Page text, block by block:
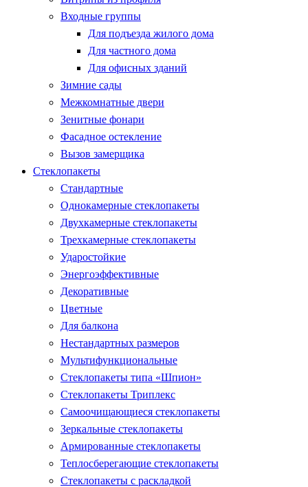
Входные группы
Для подъезда жилого дома
Для частного дома
Для офисных зданий
Зимние сады
Межкомнатные двери
Зенитные фонари
Фасадное остекление
Вызов замерщика
Стеклопакеты
Стандартные
Однокамерные стеклопакеты
Двухкамерные стеклопакеты
Трехкамерные стеклопакеты
Ударостойкие
Энергоэффективные
Декоративные
Цветные
Для балкона
Нестандартных размеров
Мультифункциональные
Стеклопакеты типа «Шпион»
Стеклопакеты Триплекс
Самоочищающиеся стеклопакеты
Зеркальные стеклопакеты
Армированные стеклопакеты
Теплосберегающие стеклопакеты
Стеклопакеты с раскладкой